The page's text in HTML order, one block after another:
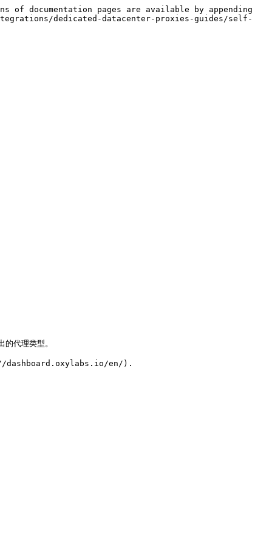
documentation pages are available by appending
dedicated-datacenter-proxies-guides/self-
代理类型。
dashboard.oxylabs.io/en/).